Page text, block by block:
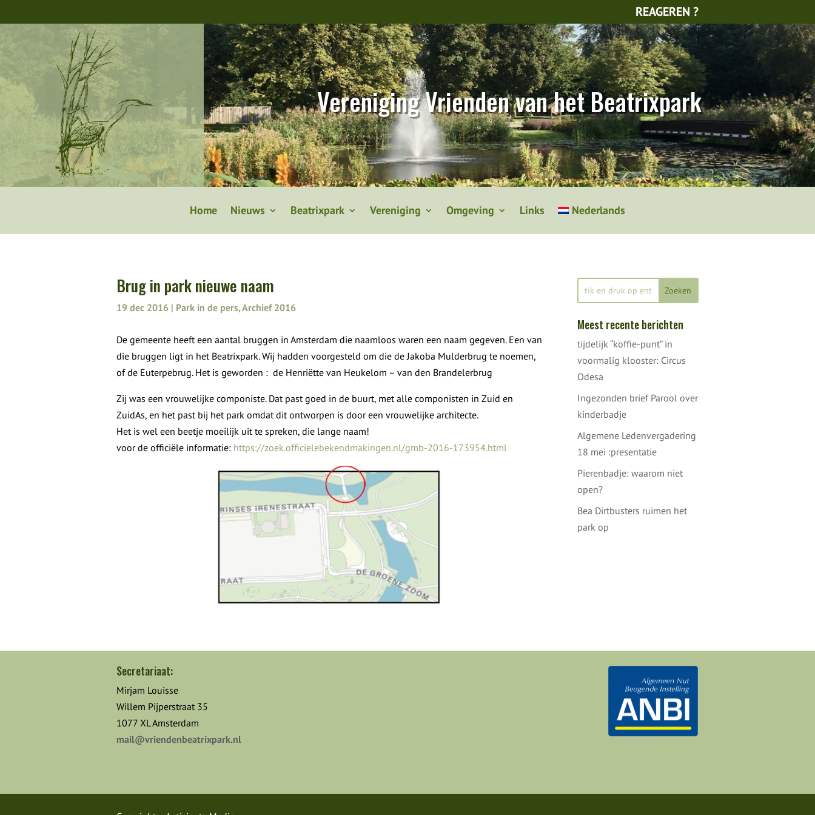
REAGEREN ?
Vereniging Vrienden van het Beatrixpark
Home Nieuws Beatrixpark Vereniging Omgeving Links Nederlands
Brug in park nieuwe naam
19 dec 2016 | Park in de pers,Archief 2016
De gemeente heeft een aantal bruggen in Amsterdam die naamloos waren een naam gegeven. Een van
die bruggen ligt in het Beatrixpark. Wij hadden voorgesteld om die de Jakoba Mulderbrug te noemen,
of de Euterpebrug. Het is geworden : de Henriëtte van Heukelom – van den Brandelerbrug
Zij was een vrouwelijke componiste. Dat past goed in de buurt, met alle componisten in Zuid en
ZuidAs, en het past bij het park omdat dit ontworpen is door een vrouwelijke architecte.
Het is wel een beetje moeilijk uit te spreken, die lange naam!
voor de officiële informatie: https://zoek.officielebekendmakingen.nl/gmb-2016-173954.html
Meest recente berichten
tijdelijk “koffie-punt” in
voormalig klooster: Circus
Odesa
Ingezonden brief Parool over
kinderbadje
Algemene Ledenvergadering
18 mei :presentatie
Pierenbadje: waarom niet
open?
Bea Dirtbusters ruimen het
park op
Secretariaat:
Mirjam Louisse
Willem Pijperstraat 35
1077 XL Amsterdam
mail@vriendenbeatrixpark.nl